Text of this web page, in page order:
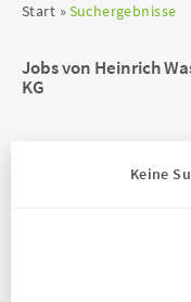
Start Suchergebnisse
Jobs von Heinrich
KG
Keine